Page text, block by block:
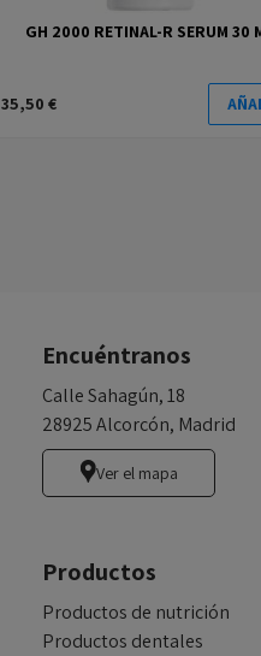
GH 2000 RETINAL-R SERUM 30
35,50 €
Encuéntranos
Calle Sahagún, 18
28925 Alcorcón, Madrid
Ver el mapa
Productos
Productos de nutrición
Productos dentales